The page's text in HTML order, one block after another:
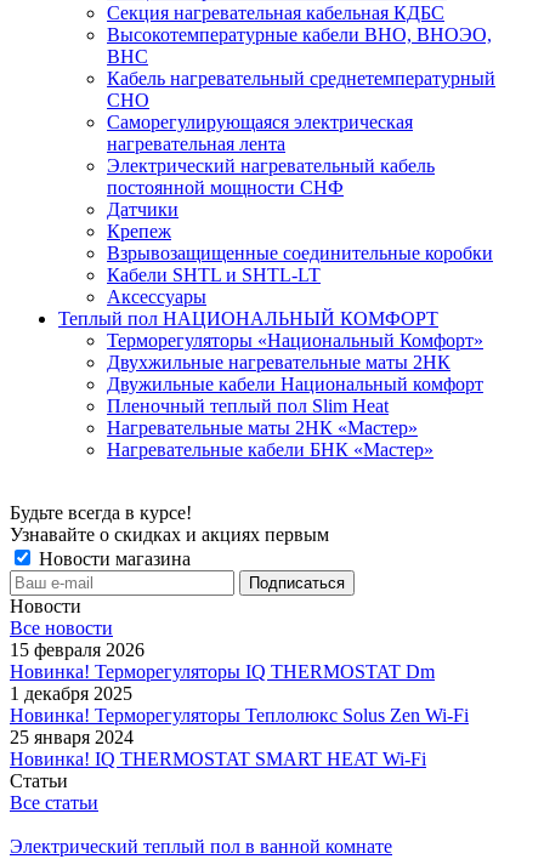
Секция нагревательная кабельная КДБС
Высокотемпературные кабели ВНО, ВНОЭО,
ВНС
Кабель нагревательный среднетемпературный
СНО
Саморегулирующаяся электрическая
нагревательная лента
Электрический нагревательный кабель
постоянной мощности СНФ
Датчики
Крепеж
Взрывозащищенные соединительные коробки
Кабели SHTL и SHTL-LT
Аксессуары
Теплый пол НАЦИОНАЛЬНЫЙ КОМФОРТ
Терморегуляторы «Национальный Комфорт»
Двухжильные нагревательные маты 2НК
Двужильные кабели Национальный комфорт
Пленочный теплый пол Slim Heat
Нагревательные маты 2НК «Мастер»
Нагревательные кабели БНК «Мастер»
Будьте всегда в курсе!
Узнавайте о скидках и акциях первым
Новости магазина
Новости
Все новости
15 февраля 2026
Новинка! Терморегуляторы IQ THERMOSTAT Dm
1 декабря 2025
Новинка! Терморегуляторы Теплолюкс Solus Zen Wi-Fi
25 января 2024
Новинка! IQ THERMOSTAT SMART HEAT Wi-Fi
Статьи
Все статьи
Электрический теплый пол в ванной комнате